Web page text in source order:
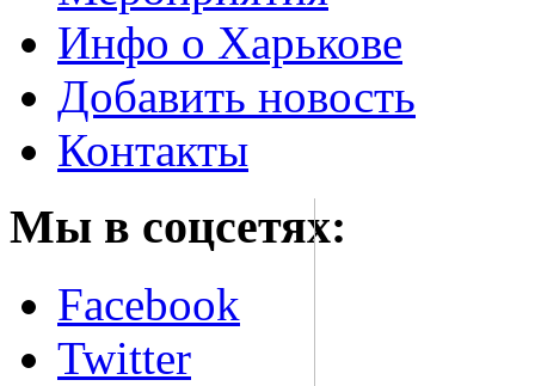
Инфо о Харькове
Добавить новость
Контакты
Мы в соцсетях:
Facebook
Twitter